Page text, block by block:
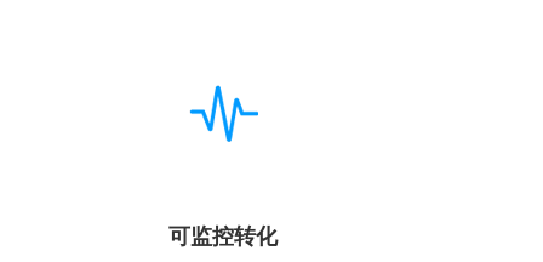
可监控转化